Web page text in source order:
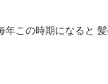
この時期になると 髪